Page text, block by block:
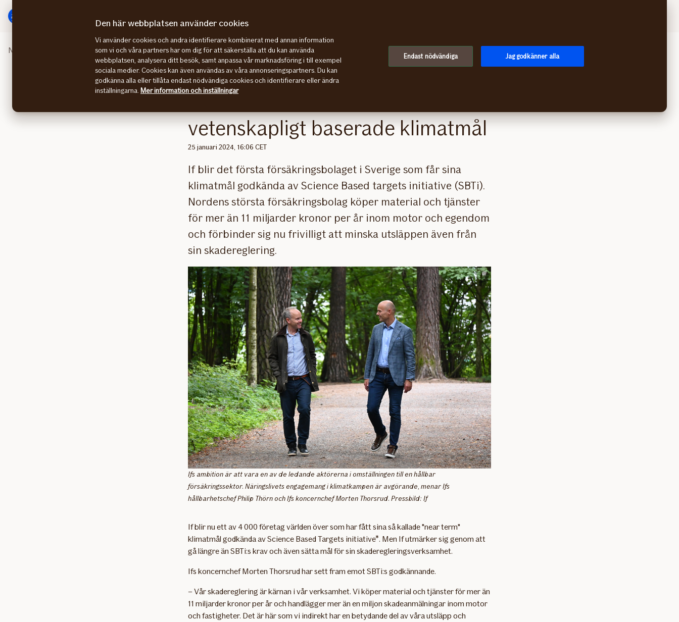
direkt
huvudmenyn
direkt
innehåll
Nyhetsrummet If först i branschen med vetenskapligt baserade klimatmål
If först i branschen med
vetenskapligt baserade klimatmål
25 januari 2024, 16:06 CET
If blir det första försäkringsbolaget i Sverige som får sina
klimatmål godkända av Science Based targets initiative (SBTi).
Nordens största försäkringsbolag köper material och tjänster
för mer än 11 miljarder kronor per år inom motor och egendom
och förbinder sig nu frivilligt att minska utsläppen även från
sin skadereglering.
Ifs ambition är att vara en av de ledande aktörerna i omställningen till en hållbar
försäkringssektor. Näringslivets engagemang i klimatkampen är avgörande, menar Ifs
hållbarhetschef Philip Thörn och Ifs koncernchef Morten Thorsrud. Pressbild: If
If blir nu ett av 4 000 företag världen över som har fått sina så kallade "near term"
klimatmål godkända av Science Based Targets initiative*. Men If utmärker sig genom att
gå längre än SBTi:s krav och även sätta mål för sin skaderegleringsverksamhet.
Ifs koncernchef Morten Thorsrud har sett fram emot SBTi:s godkännande.
– Vår skadereglering är kärnan i vår verksamhet. Vi köper material och tjänster för mer än
11 miljarder kronor per år och handlägger mer än en miljon skadeanmälningar inom motor
och fastigheter. Det är här som vi indirekt har en betydande del av våra utsläpp och
Den här webbplatsen använder cookies
Vi använder cookies och andra identifierare kombinerat med annan information
som vi och våra partners har om dig för att säkerställa att du kan använda
webbplatsen, analysera ditt besök, samt anpassa vår marknadsföring i till exempel
sociala medier. Cookies kan även användas av våra annonseringspartners. Du kan
godkänna alla eller tillåta endast nödvändiga cookies och identifierare eller ändra
inställningarna. Mer information och inställningar
Endast nödvändiga Jag godkänner alla